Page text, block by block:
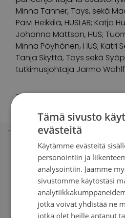
Minna Tanner, Tays, sekä
Päivi Heikkilä, HUSLAB; Katja
Johanna Mattson, HUS;
Minna Pöyhönen, HUS; Katri
Tanja Skyttä, Tays sekä
tutkimusjohtaja Jarmo
Teksti: Carita Päivänen
Lue rintasyövän
Tutkija Pauliina Munnen
parempia hoitoja syöpään
Tämä sivusto
evästeitä
Käytämme evästeitä
personointiin ja
analysointiin. Jaamme
sivustomme käytöstäsi
jotka voivat yhdistää ne
jotka olet heille antanut